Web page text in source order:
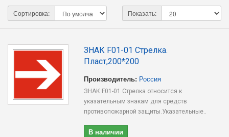
Сортировка: Показать:
ЗНАК F01-01 Стрелка.
Пласт,200*200
Производитель: Россия
ЗНАК F01-01 Стрелка относится к
указательным знакам для средств
противопожарной защиты.Указательные..
В наличии